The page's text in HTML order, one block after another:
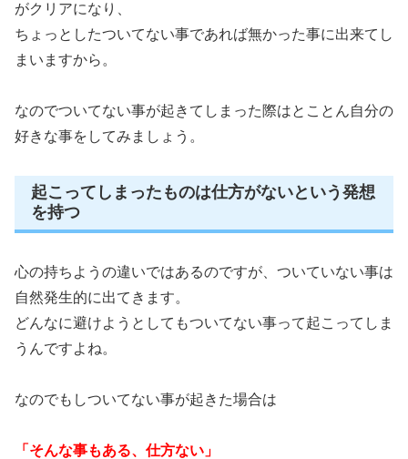
がクリアになり、
ちょっとしたついてない事であれば無かった事に出来てし
まいますから。
なのでついてない事が起きてしまった際はとことん自分の
好きな事をしてみましょう。
起こってしまったものは仕方がないという発想
を持つ
心の持ちようの違いではあるのですが、ついていない事は
自然発生的に出てきます。
どんなに避けようとしてもついてない事って起こってしま
うんですよね。
なのでもしついてない事が起きた場合は
「そんな事もある、仕方ない」